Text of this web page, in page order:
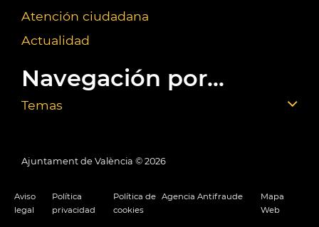
Atención ciudadana
Actualidad
Navegación por...
Temas
Ajuntament de València © 2026
Aviso
legal
Política
privacidad
Política de
cookies
Agencia Antifraude
Mapa
Web